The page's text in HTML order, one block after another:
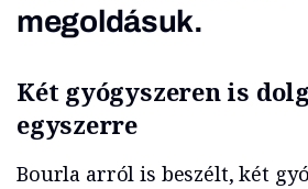
megoldásuk.
Két gyógyszeren is
egyszerre
Bourla arról is beszélt, két